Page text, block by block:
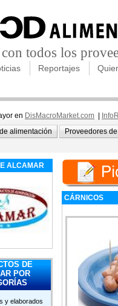
todos los
Reportajes
en DisMacroMarket.com
alimentación
Proveedores
ALCAMAR
DE
POR
y elaborados
CÁRNICOS